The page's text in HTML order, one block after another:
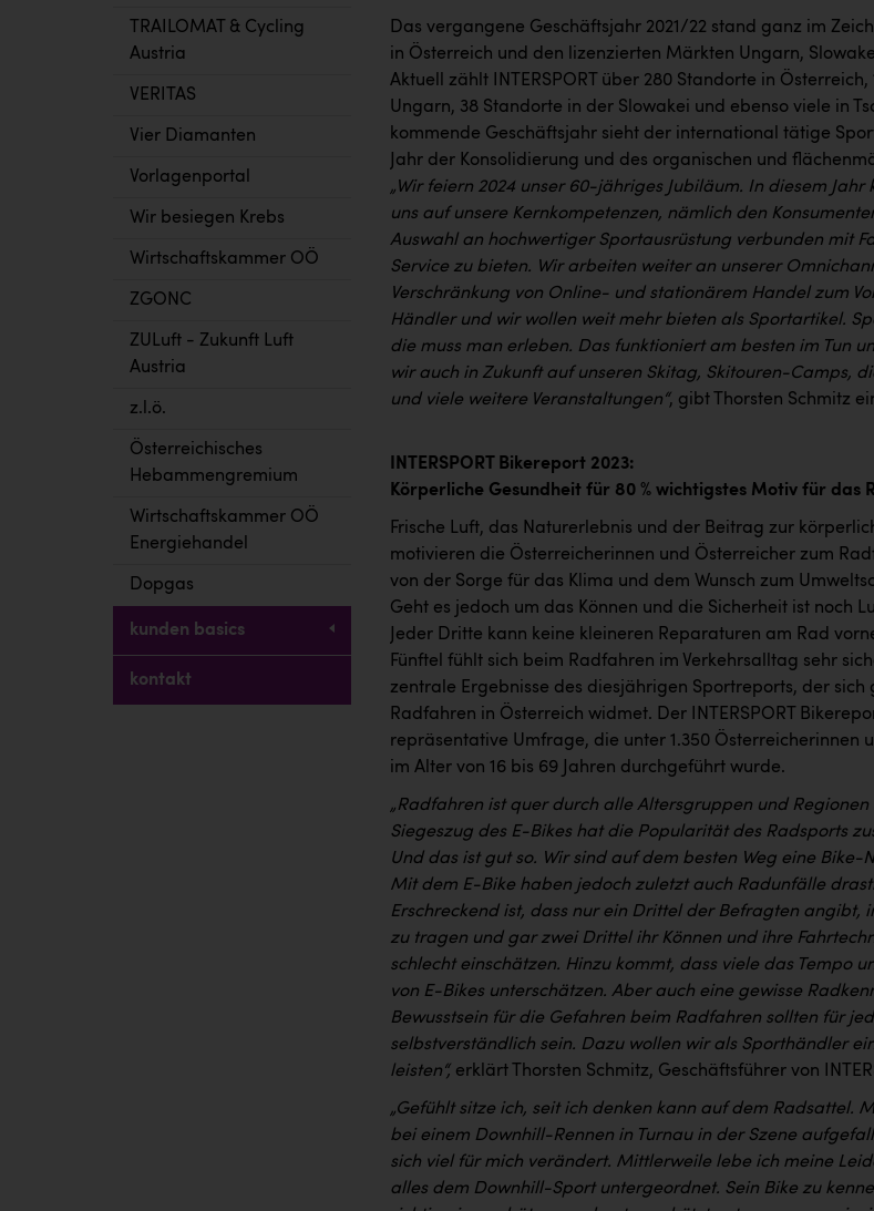
TRAILOMAT & Cycling
Austria
VERITAS
Vier Diamanten
Vorlagenportal
Wir besiegen Krebs
Wirtschaftskammer OÖ
ZGONC
ZULuft - Zukunft Luft
Austria
z.l.ö.
Österreichisches
Hebammengremium
Wirtschaftskammer OÖ
Energiehandel
Dopgas
kunden basics
kontakt
Das vergangene Geschäftsjahr 2021/22 stand ganz im
in Österreich und den lizenzierten Märkten Ungarn,
Aktuell zählt INTERSPORT über 280 Standorte in Österreich,
Ungarn, 38 Standorte in der Slowakei und ebenso viele in
kommende Geschäftsjahr sieht der international tätige
Jahr der Konsolidierung und des organischen und
„Wir feiern 2024 unser 60-jähriges Jubiläum. In diesem Jahr
uns auf unsere Kernkompetenzen, nämlich den
Auswahl an hochwertiger Sportausrüstung verbunden mit
Service zu bieten. Wir arbeiten weiter an unserer
Verschränkung von Online- und stationärem Handel zum
Händler und wir wollen weit mehr bieten als Sportartikel.
die muss man erleben. Das funktioniert am besten im Tun
wir auch in Zukunft auf unseren Skitag, Skitouren-Camps,
und viele weitere Veranstaltungen“, gibt Thorsten Schmitz
INTERSPORT Bikereport 2023:
Körperliche Gesundheit für 80 % wichtigstes Motiv für das
Frische Luft, das Naturerlebnis und der Beitrag zur
motivieren die Österreicherinnen und Österreicher zum
von der Sorge für das Klima und dem Wunsch zum
Geht es jedoch um das Können und die Sicherheit ist noch
Jeder Dritte kann keine kleineren Reparaturen am Rad
Fünftel fühlt sich beim Radfahren im Verkehrsalltag sehr
zentrale Ergebnisse des diesjährigen Sportreports, der sich
Radfahren in Österreich widmet. Der INTERSPORT
repräsentative Umfrage, die unter 1.350 Österreicherinnen
im Alter von 16 bis 69 Jahren durchgeführt wurde.
„Radfahren ist quer durch alle Altersgruppen und
Siegeszug des E-Bikes hat die Popularität des Radsports
Und das ist gut so. Wir sind auf dem besten Weg eine Bike-
Mit dem E-Bike haben jedoch zuletzt auch Radunfälle
Erschreckend ist, dass nur ein Drittel der Befragten angibt,
zu tragen und gar zwei Drittel ihr Können und ihre
schlecht einschätzen. Hinzu kommt, dass viele das Tempo
von E-Bikes unterschätzen. Aber auch eine gewisse
Bewusstsein für die Gefahren beim Radfahren sollten für
selbstverständlich sein. Dazu wollen wir als Sporthändler
leisten“, erklärt Thorsten Schmitz, Geschäftsführer von
„Gefühlt sitze ich, seit ich denken kann auf dem Radsattel.
bei einem Downhill-Rennen in Turnau in der Szene
sich viel für mich verändert. Mittlerweile lebe ich meine
alles dem Downhill-Sport untergeordnet. Sein Bike zu